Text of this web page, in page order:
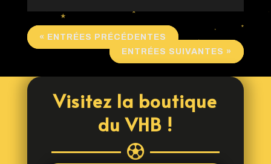
« ENTRÉES PRÉCÉDENTES
ENTRÉES SUIVANTES »
Visitez la boutique
du VHB !
